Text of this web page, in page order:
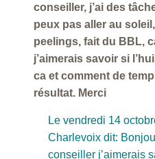
conseiller, j’ai des
peux pas aller au
peelings, fait du BBL,
j’aimerais savoir si
ca et comment de
résultat. Merci
Le vendredi 14
Charlevoix dit:
conseiller j’aimerais